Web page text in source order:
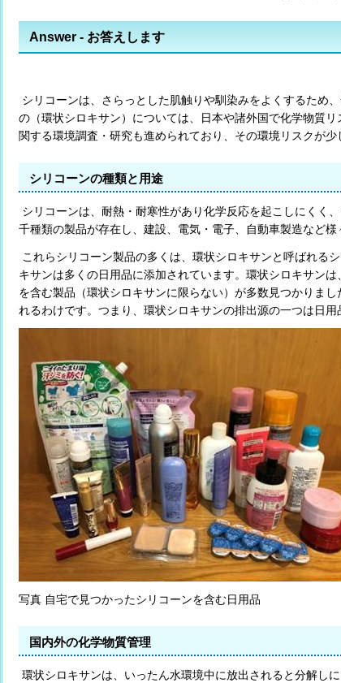
Answer - お答えします
シリコーンは、さらっとした肌触りや馴染みをよくするため
の（環状シロキサン）については、日本や諸外国で化学物質
関する環境調査・研究も進められており、その環境リスクが
シリコーンの種類と用途
シリコーンは、耐熱・耐寒性があり化学反応を起こしにくく
千種類の製品が存在し、建設、電気・電子、自動車製造など様
これらシリコーン製品の多くは、環状シロキサンと呼ばれる
キサンは多くの日用品に添加されています。環状シロキサン
を含む製品（環状シロキサンに限らない）が多数見つかりま
れるわけです。つまり、環状シロキサンの排出源の一つは日用
写真 自宅で見つかったシリコーンを含む日用品
国内外の化学物質管理
環状シロキサンは、いったん水環境中に放出されると分解し